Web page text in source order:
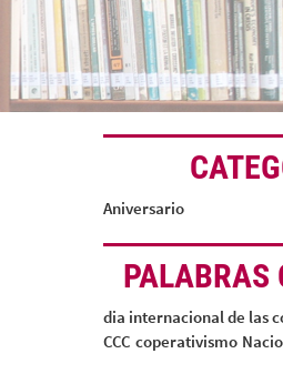
Aniversario
PALABRAS
dia internacional de las
CCC coperativismo